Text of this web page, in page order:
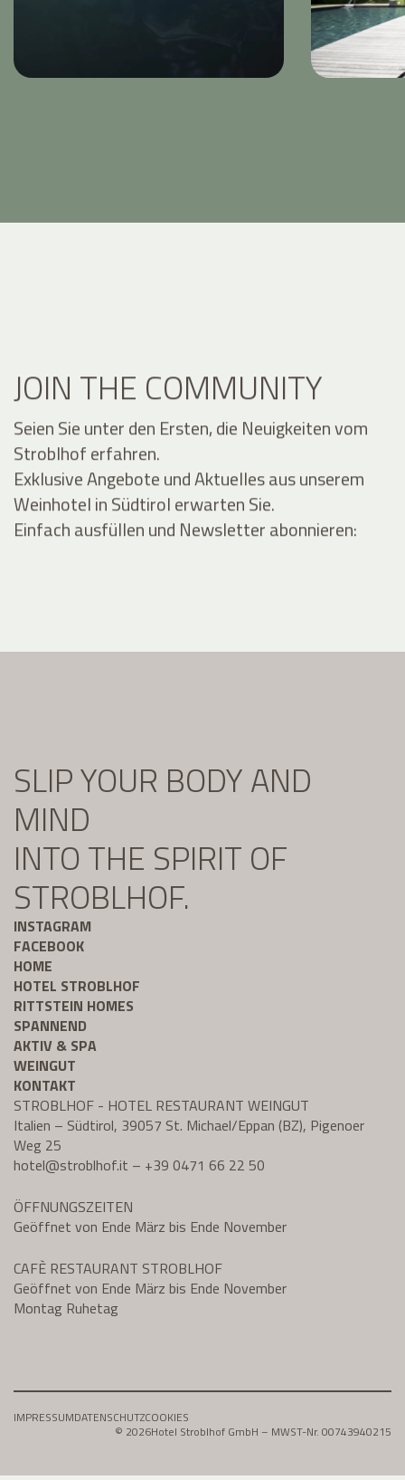
JOIN THE COMMUNITY
Seien Sie unter den Ersten, die Neuigkeiten vom
Stroblhof erfahren.
Exklusive Angebote und Aktuelles aus unserem
Weinhotel in Südtirol erwarten Sie.
Einfach ausfüllen und Newsletter abonnieren:
SLIP YOUR BODY AND
MIND
INTO THE SPIRIT OF
STROBLHOF.
INSTAGRAM
FACEBOOK
HOME
HOTEL STROBLHOF
RITTSTEIN HOMES
SPANNEND
AKTIV & SPA
WEINGUT
KONTAKT
STROBLHOF - HOTEL RESTAURANT WEINGUT
Italien – Südtirol, 39057 St. Michael/Eppan (BZ), Pigenoer
Weg 25
hotel@stroblhof.it – +39 0471 66 22 50
ÖFFNUNGSZEITEN
Geöffnet von Ende März bis Ende November
CAFÈ RESTAURANT STROBLHOF
Geöffnet von Ende März bis Ende November
Montag Ruhetag
IMPRESSUMDATENSCHUTZCOOKIES
© 2026Hotel Stroblhof GmbH – MWST-Nr. 00743940215